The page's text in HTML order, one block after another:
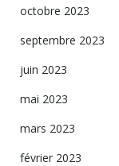
octobre 2023
septembre 2023
juin 2023
mai 2023
mars 2023
février 2023